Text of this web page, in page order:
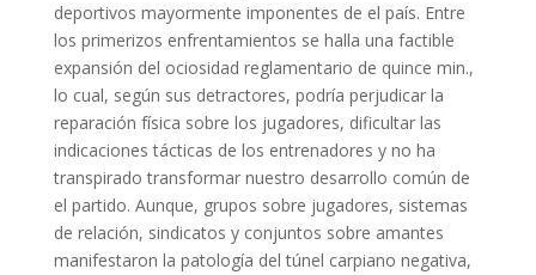
deportivos mayormente imponentes de el país. Entre
los primerizos enfrentamientos se halla una factible
expansión del ociosidad reglamentario de quince min.,
lo cual, según sus detractores, podría perjudicar la
reparación física sobre los jugadores, dificultar las
indicaciones tácticas de los entrenadores y no ha
transpirado transformar nuestro desarrollo común de
el partido. Aunque, grupos sobre jugadores, sistemas
de relación, sindicatos y conjuntos sobre amantes
manifestaron la patologí­a del túnel carpiano negativa,